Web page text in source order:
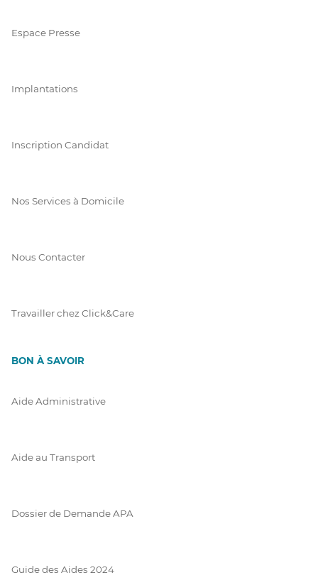
Espace Presse
Implantations
Inscription Candidat
Nos Services à Domicile
Nous Contacter
Travailler chez Click&Care
BON À SAVOIR
Aide Administrative
Aide au Transport
Dossier de Demande APA
Guide des Aides 2024